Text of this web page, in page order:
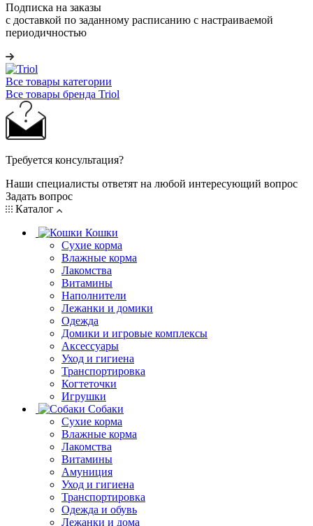
Подписка на заказы
с доставкой по заданному расписанию с настраиваемой
периодичностью
Все товары категории
Все товары бренда Triol
Требуется консультация?
Наши специалисты ответят на любой интересующий вопрос
Задать вопрос
Каталог
Кошки
Сухие корма
Влажные корма
Лакомства
Витамины
Наполнители
Лежанки и домики
Одежда
Домики и игровые комплексы
Аксессуары
Уход и гигиена
Транспортировка
Когтеточки
Игрушки
Собаки
Сухие корма
Влажные корма
Лакомства
Витамины
Амуниция
Уход и гигиена
Транспортировка
Одежда и обувь
Лежанки и дома